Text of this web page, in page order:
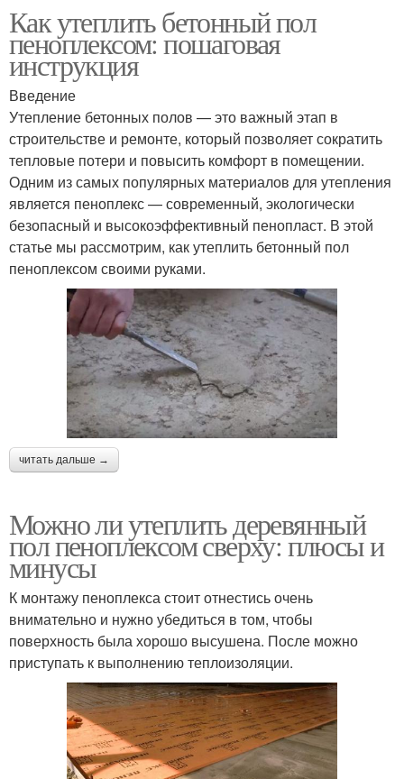
Как утеплить бетонный пол
пеноплексом: пошаговая
инструкция
Введение
Утепление бетонных полов — это важный этап в
строительстве и ремонте, который позволяет сократить
тепловые потери и повысить комфорт в помещении.
Одним из самых популярных материалов для утепления
является пеноплекс — современный, экологически
безопасный и высокоэффективный пенопласт. В этой
статье мы рассмотрим, как утеплить бетонный пол
пеноплексом своими руками.
читать дальше →
Можно ли утеплить деревянный
пол пеноплексом сверху: плюсы и
минусы
К монтажу пеноплекса стоит отнестись очень
внимательно и нужно убедиться в том, чтобы
поверхность была хорошо высушена. После можно
приступать к выполнению теплоизоляции.